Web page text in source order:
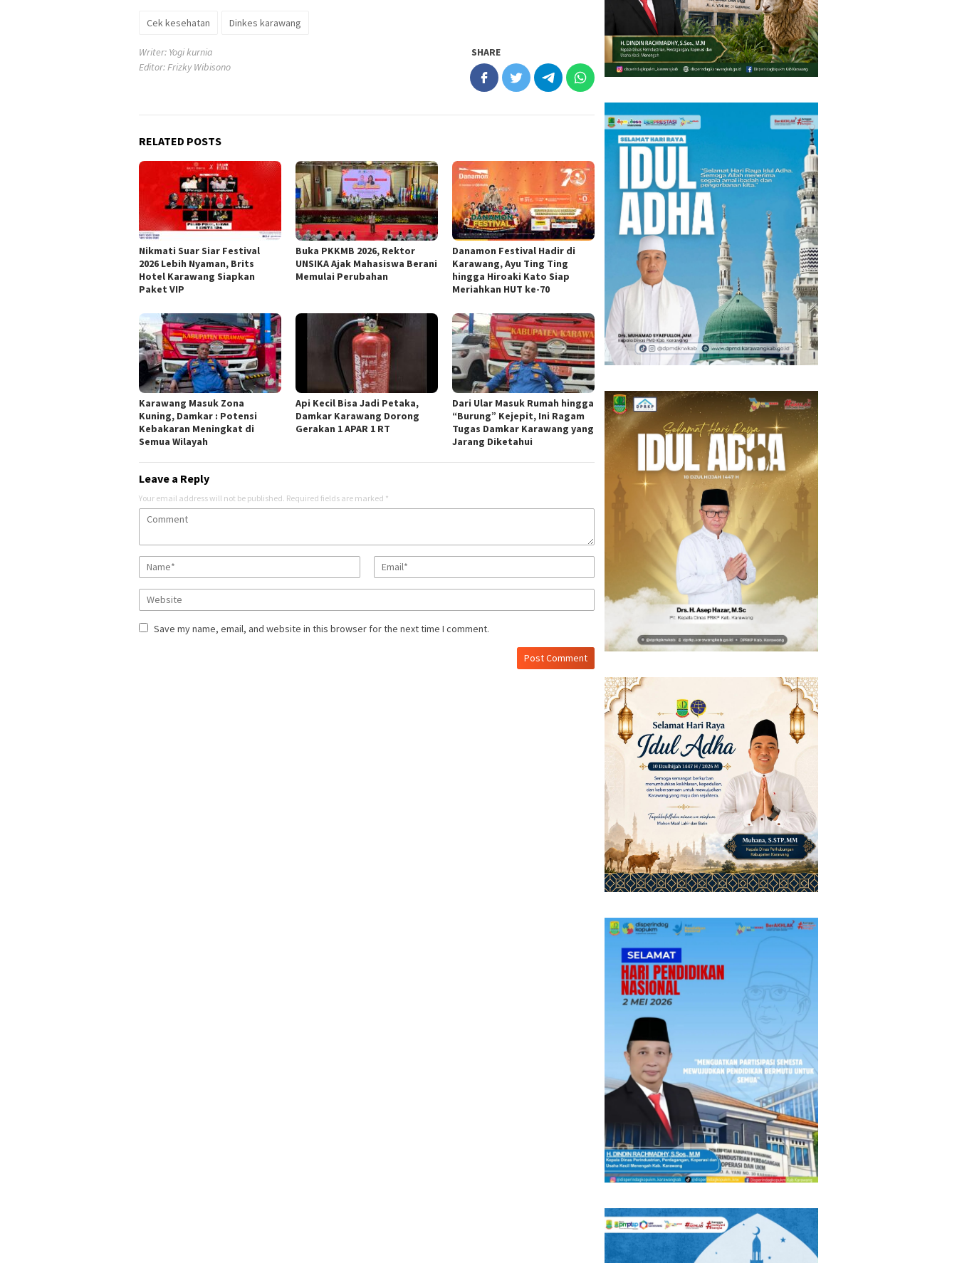
Cek kesehatan Dinkes karawang
Writer: Yogi kurnia
Editor: Frizky Wibisono
SHARE
RELATED POSTS
Nikmati Suar Siar Festival
2026 Lebih Nyaman, Brits
Hotel Karawang Siapkan
Paket VIP
Buka PKKMB 2026, Rektor
UNSIKA Ajak Mahasiswa Berani
Memulai Perubahan
Danamon Festival Hadir di
Karawang, Ayu Ting Ting
hingga Hiroaki Kato Siap
Meriahkan HUT ke-70
Karawang Masuk Zona
Kuning, Damkar : Potensi
Kebakaran Meningkat di
Semua Wilayah
Api Kecil Bisa Jadi Petaka,
Damkar Karawang Dorong
Gerakan 1 APAR 1 RT
Dari Ular Masuk Rumah hingga
“Burung” Kejepit, Ini Ragam
Tugas Damkar Karawang yang
Jarang Diketahui
Leave a Reply
Your email address will not be published. Required fields are marked *
Save my name, email, and website in this browser for the next time I comment.